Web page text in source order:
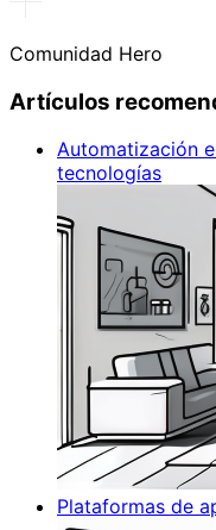
Comunidad Hero
Artículos
Automatización
tecnologías
Plataformas de